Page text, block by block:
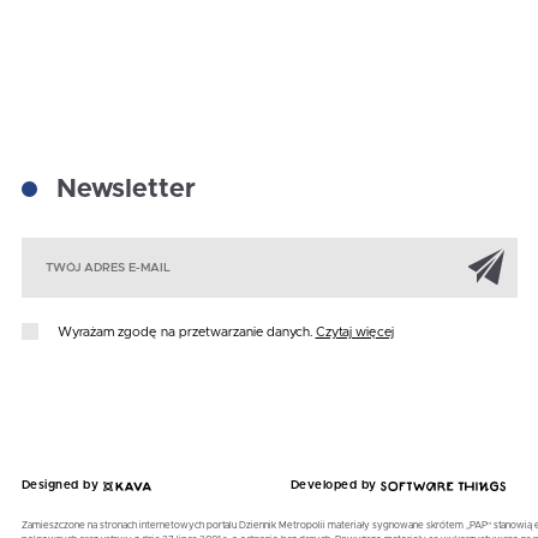
Newsletter
Wyrażam zgodę na przetwarzanie danych. Czytaj więcej
Designed by Developed by
Zamieszczone na stronach internetowych portalu Dziennik Metropolii materiały sygnowane skrótem „PAP”